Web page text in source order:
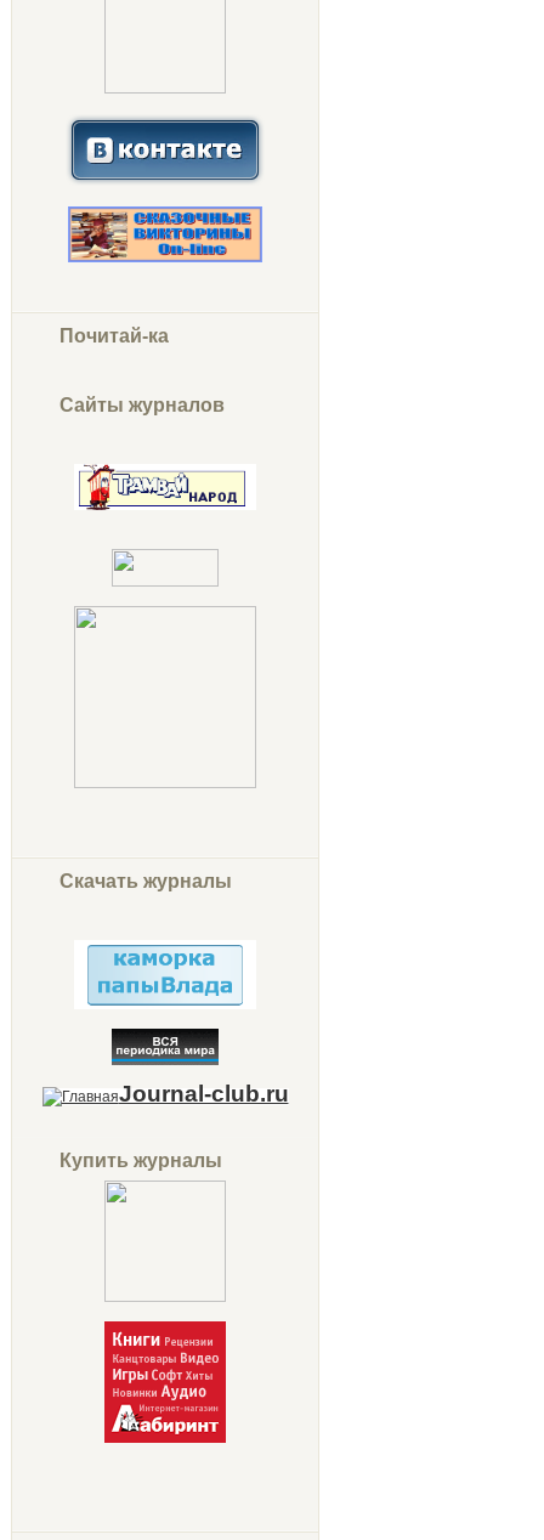
Почитай-ка
Сайты журналов
Скачать журналы
Journal-club.ru
Купить журналы